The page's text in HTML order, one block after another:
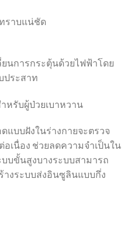
ราบแน่ชัด
นการกระตุ้นด้วยไฟฟ้าโดย
ประสาท
หรับผู้ป่วยเบาหวาน
แบบฝังในร่างกายจะตรวจ
เนื่อง ช่วยลดความจำเป็นใน
บบขั้นสูงบางระบบสามารถ
งระบบส่งอินซูลินแบบกึ่ง